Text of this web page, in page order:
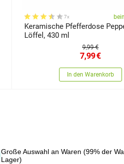
7x
Keramische Pfefferdose
Löffel, 430 ml
9,99 €
7,99€
In den Warenkorb
Große Auswahl an Waren (99% der
Lager)